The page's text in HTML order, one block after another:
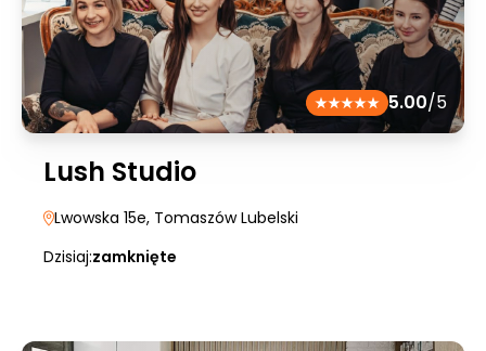
5.00/5
Lush Studio
Lwowska 15e, Tomaszów Lubelski
Dzisiaj:zamknięte